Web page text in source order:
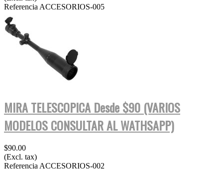
Referencia ACCESORIOS-005
MIRA TELESCOPICA Desde $90 (VARIOS
MODELOS CONSULTAR AL WATHSAPP)
$90.00
(Excl. tax)
ReferenciaACCESORIOS-002